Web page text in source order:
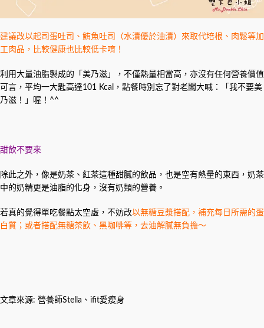
建議改以起司蛋吐司、鮪魚吐司（水漬優於油漬）來取代培根、肉鬆等加
工肉品，比較健康也比較低卡唷！
利用大量油脂製成的「美乃滋」，不僅熱量相當高，亦沒有任何營養價值
可言，平均一大匙高達101 Kcal，點餐時別忘了對老闆大喊：「我不要美
乃滋！」喔！^^
甜飲不要來
除此之外，像是奶茶、紅茶這種甜膩的飲品，也是空有熱量的東西，奶茶
中的奶精更是油脂的化身，沒有奶類的營養。
若真的覺得單吃餐點太空虛，不妨改以無糖豆漿搭配，補充每日所需的蛋
白質；或者搭配無糖茶飲、黑咖啡等，去油解膩無負擔～
文章來源: 營養師Stella 、ifit愛瘦身